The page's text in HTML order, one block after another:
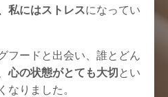
私にはストレスになってい
フードと出会い、誰とどん
心の状態がとても大切 とい
なりました。